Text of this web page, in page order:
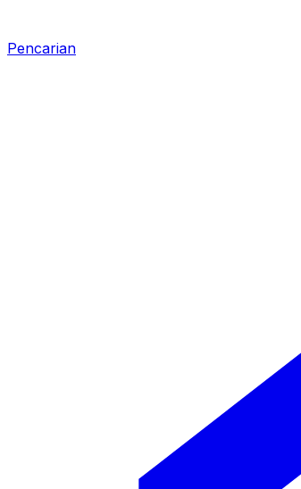
Pencarian